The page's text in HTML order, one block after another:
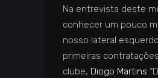
Na entrevista deste
conhecer um pouco
nosso lateral
primeiras
clube, Diogo Martins